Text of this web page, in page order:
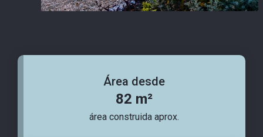
Área desde
82 m²
área construida aprox.